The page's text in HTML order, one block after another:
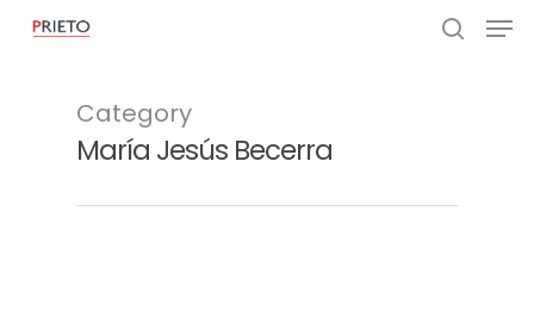
Category
María Jesús Becerra